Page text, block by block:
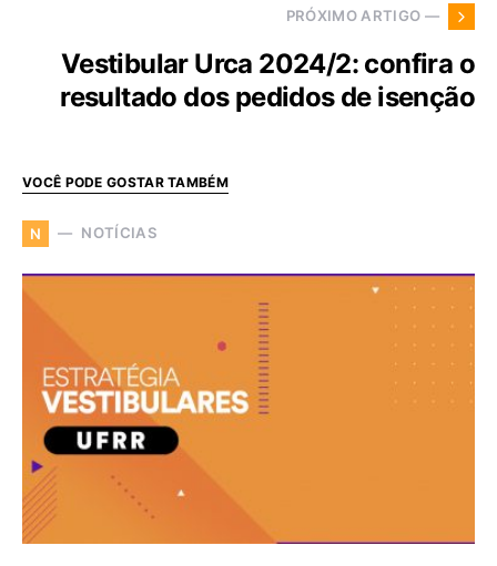
PRÓXIMO ARTIGO —
Vestibular Urca 2024/2: confira o
resultado dos pedidos de isenção
VOCÊ PODE GOSTAR TAMBÉM
N NOTÍCIAS